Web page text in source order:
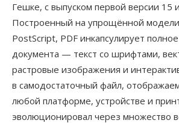
Гешке, с выпуском первой версии 15
Построенный на упрощённой
PostScript, PDF инкапсулирует
документа — текст со шрифтами,
растровые изображения и
в самодостаточный файл,
любой платформе, устройстве и
эволюционировал через множество